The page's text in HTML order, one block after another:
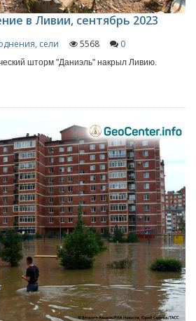
в Ливии, сентябрь 2023
сели 5568 0
шторм "Даниэль" накрыл Ливию.